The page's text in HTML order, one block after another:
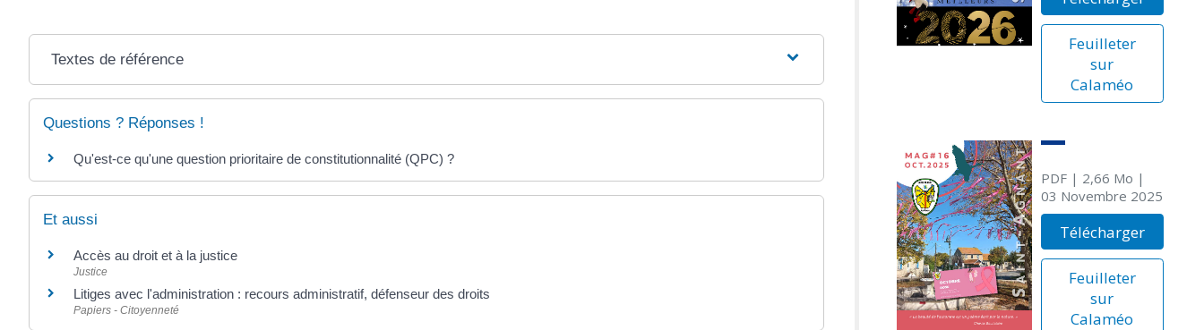
Textes de référence
Questions ? Réponses !
Qu'est-ce qu'une question prioritaire de constitutionnalité (QPC) ?
Et aussi
Accès au droit et à la justice
Justice
Litiges avec l'administration : recours administratif, défenseur des droits
Papiers - Citoyenneté
Feuilleter
sur
Calaméo
PDF| 2,66 Mo |
03 Novembre 2025
Télécharger
Feuilleter
sur
Calaméo